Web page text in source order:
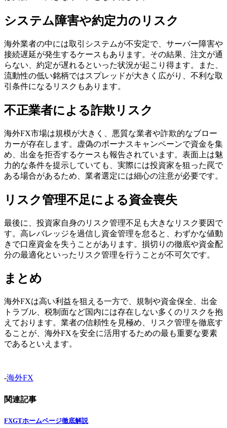
システム障害や約定力のリスク
海外業者の中には取引システムが不安定で、サーバー障害や
接続遅延が発生するケースもあります。その結果、注文が通
らない、約定が遅れるといった状況が起こり得ます。また、
流動性の低い銘柄ではスプレッドが大きく広がり、不利な取
引条件になるリスクもあります。
不正業者による詐欺リスク
海外FX市場は規模が大きく、悪質な業者や詐欺的なブロー
カーが存在します。虚偽のボーナスキャンペーンで資金を集
め、出金を拒否するケースも報告されています。表面上は魅
力的な条件を提示していても、実際には投資家を狙った罠で
ある場合があるため、業者選定には細心の注意が必要です。
リスク管理不足による資金喪失
最後に、投資家自身のリスク管理不足も大きなリスク要因で
す。高レバレッジを過信し資金管理を怠ると、わずかな値動
きで口座資金を失うことがあります。損切りの徹底や資金配
分の最適化といったリスク管理を行うことが不可欠です。
まとめ
海外FXは高い利益を狙える一方で、規制や資金保全、出金
トラブル、税制面など国内には存在しない多くのリスクを抱
えております。業者の信頼性を見極め、リスク管理を徹底す
ることが、海外FXを安全に活用するための最も重要な要素
であるといえます。
-海外FX
関連記事
FXGTホームページ徹底解説